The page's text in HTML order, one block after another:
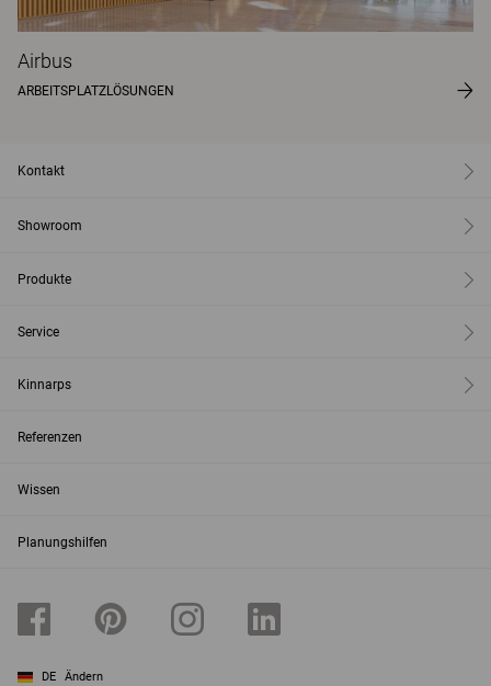
Airbus
ARBEITSPLATZLÖSUNGEN
Kontakt
Showroom
Produkte
Service
Kinnarps
Referenzen
Wissen
Planungshilfen
DE Ändern